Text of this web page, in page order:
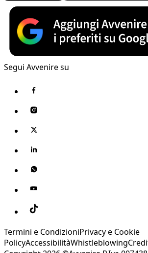
Segui Avvenire su
Termini e CondizioniPrivacy e Cookie
PolicyAccessibilitàWhistleblowing